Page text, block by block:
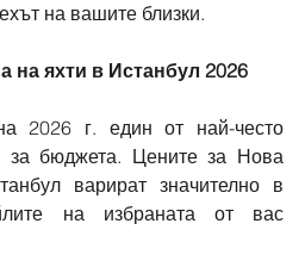
на вашите близки.
на яхти в Истанбул 2026
за бюджета. Цените за Нова
варират значително в
на избраната от вас